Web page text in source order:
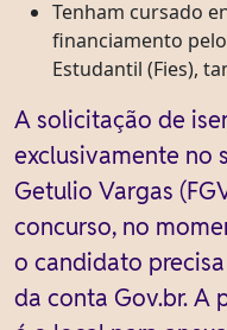
Tenham cursado
financiamento
Estudantil (Fies),
A solicitação de
exclusivamente no
Getulio Vargas
concurso, no
o candidato
da conta Gov.br. A